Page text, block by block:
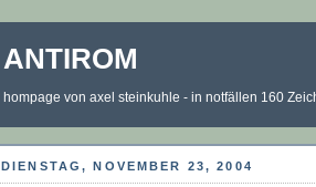
ANTIROM
hompage von axel steinkuhle - in notfällen 160
DIENSTAG, NOVEMBER 23, 2004